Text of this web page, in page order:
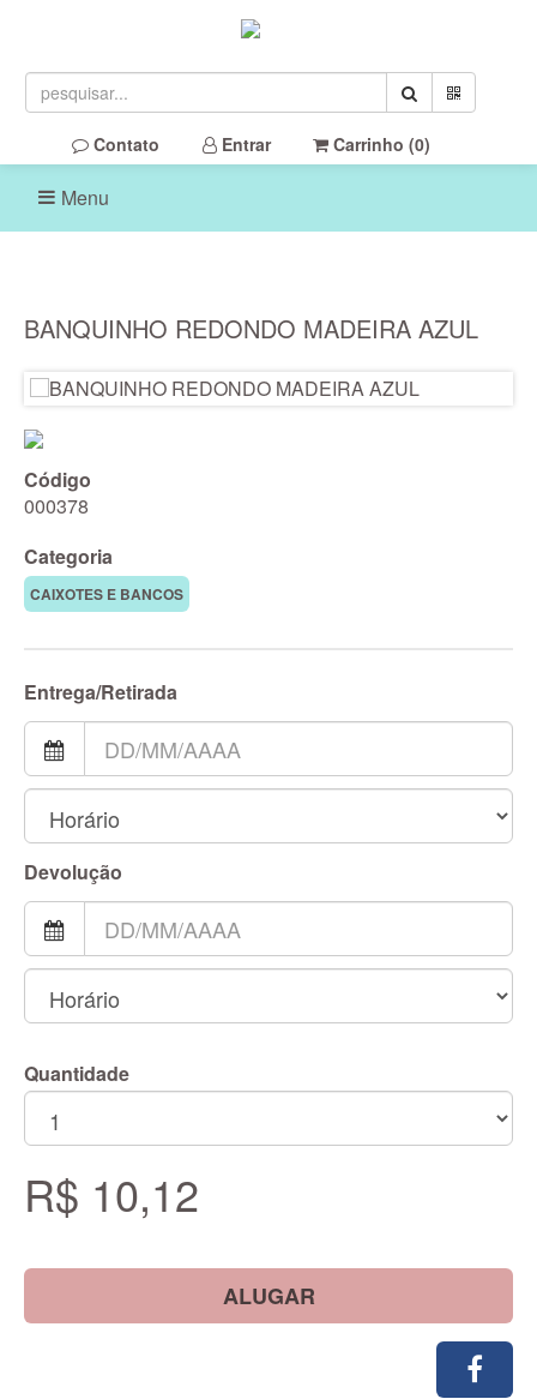
Contato Entrar Carrinho (0)
Menu
BANQUINHO REDONDO MADEIRA AZUL
Código
000378
Categoria
CAIXOTES E BANCOS
Entrega/Retirada
Devolução
Quantidade
R$ 10,12
ALUGAR